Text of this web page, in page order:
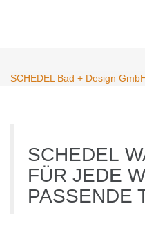
SCHEDEL Bad + Design
SCHEDEL
FÜR JEDE
PASSENDE